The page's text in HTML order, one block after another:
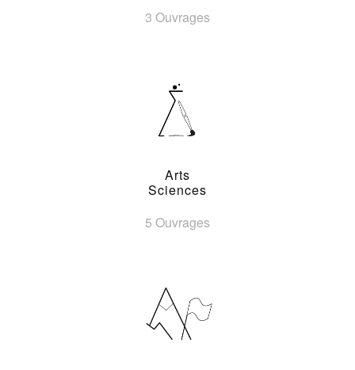
3 Ouvrages
Arts
Sciences
5 Ouvrages